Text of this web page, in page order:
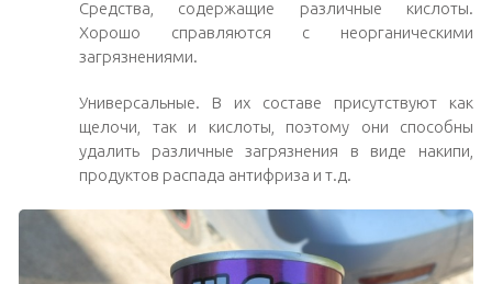
Средства, содержащие различные кислоты.
Хорошо справляются с неорганическими
загрязнениями.
Универсальные. В их составе присутствуют как
щелочи, так и кислоты, поэтому они способны
удалить различные загрязнения в виде накипи,
продуктов распада антифриза и т.д.